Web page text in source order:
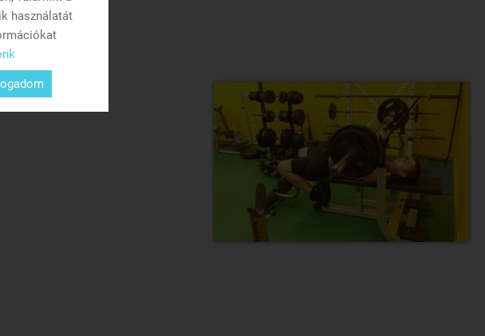
használatát